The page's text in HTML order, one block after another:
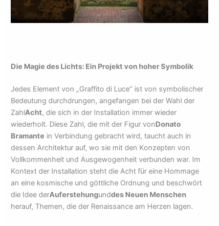
Die Magie des Lichts: Ein Projekt von hoher Symbolik
Jedes Element von „Graffito di Luce“ ist von symbolischer
Bedeutung durchdrungen, angefangen bei der Wahl der
ZahlAcht, die sich in der Installation immer wieder
wiederholt. Diese Zahl, die mit der Figur vonDonato
Bramante in Verbindung gebracht wird, taucht auch in
dessen Architektur auf, wo sie mit den Konzepten von
Vollkommenheit und Ausgewogenheit verbunden war. Im
Kontext der Installation steht die Acht für eine Hommage
an eine kosmische und göttliche Ordnung und beschwört
die Idee derAuferstehungunddes Neuen Menschen
herauf, Themen, die der Renaissance am Herzen lagen.